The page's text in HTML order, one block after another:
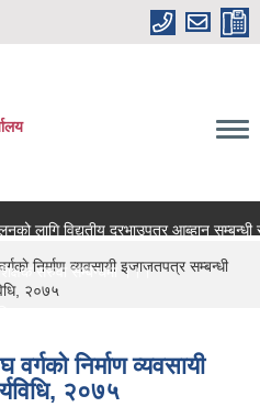
लागि विद्युतीय दरभाउपत्र आब्हान सम्बन्धी
सरुवा सम्बन्धमा ।।।
निर्माण व्यवसायी इजाजतपत्र सम्बन्धी
२०७५
निर्माण व्यवसायी
२०७५